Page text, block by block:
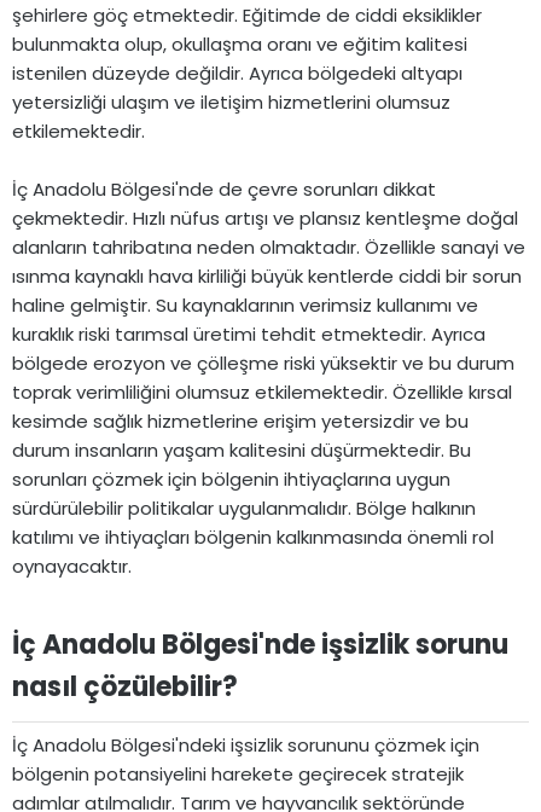
şehirlere göç etmektedir. Eğitimde de ciddi eksiklikler
bulunmakta olup, okullaşma oranı ve eğitim kalitesi
istenilen düzeyde değildir. Ayrıca bölgedeki altyapı
yetersizliği ulaşım ve iletişim hizmetlerini olumsuz
etkilemektedir.
İç Anadolu Bölgesi'nde de çevre sorunları dikkat
çekmektedir. Hızlı nüfus artışı ve plansız kentleşme doğal
alanların tahribatına neden olmaktadır. Özellikle sanayi ve
ısınma kaynaklı hava kirliliği büyük kentlerde ciddi bir sorun
haline gelmiştir. Su kaynaklarının verimsiz kullanımı ve
kuraklık riski tarımsal üretimi tehdit etmektedir. Ayrıca
bölgede erozyon ve çölleşme riski yüksektir ve bu durum
toprak verimliliğini olumsuz etkilemektedir. Özellikle kırsal
kesimde sağlık hizmetlerine erişim yetersizdir ve bu
durum insanların yaşam kalitesini düşürmektedir. Bu
sorunları çözmek için bölgenin ihtiyaçlarına uygun
sürdürülebilir politikalar uygulanmalıdır. Bölge halkının
katılımı ve ihtiyaçları bölgenin kalkınmasında önemli rol
oynayacaktır.
İç Anadolu Bölgesi'nde işsizlik sorunu
nasıl çözülebilir?​
İç Anadolu Bölgesi'ndeki işsizlik sorununu çözmek için
bölgenin potansiyelini harekete geçirecek stratejik
adımlar atılmalıdır. Tarım ve hayvancılık sektöründe